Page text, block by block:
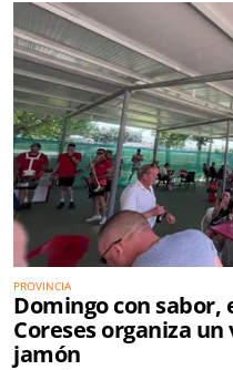
PROVINCIA
Domingo con sabor,
Coreses organiza
jamón